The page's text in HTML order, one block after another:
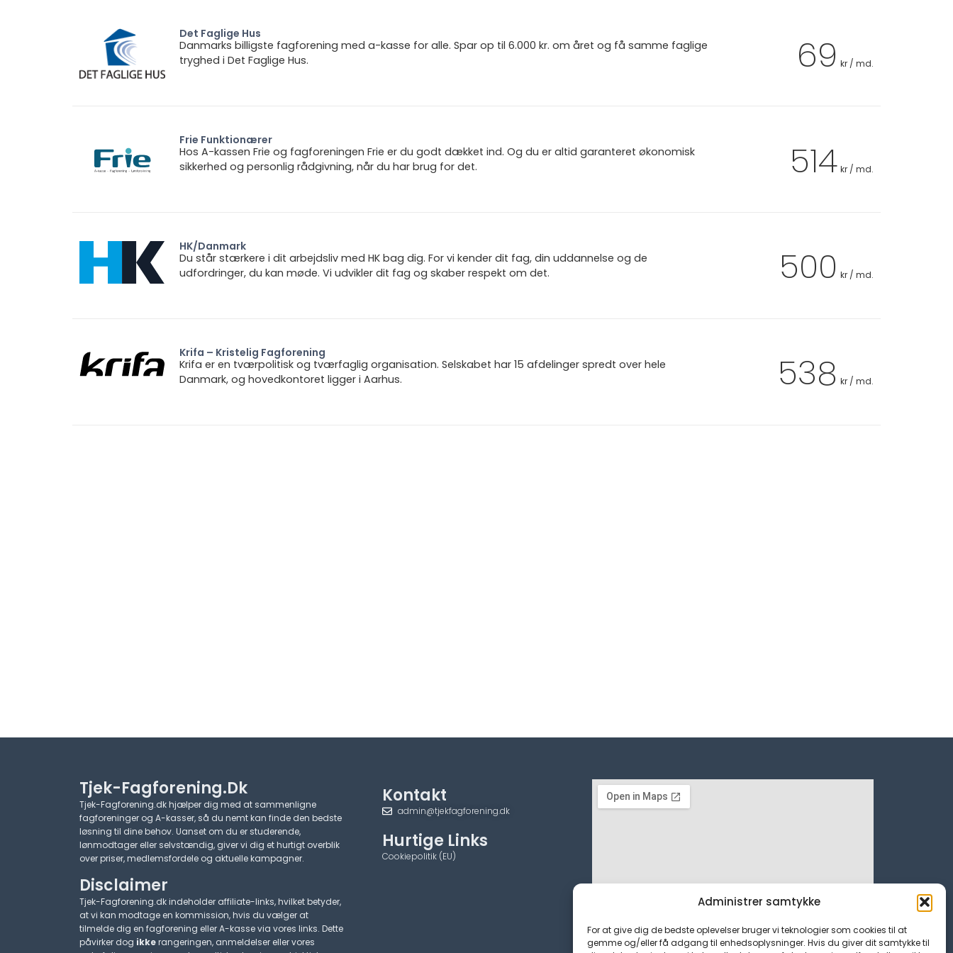
Administrer samtykke
For at give dig de bedste oplevelser bruger vi teknologier som cookies til at
gemme og/eller få adgang til enhedsoplysninger. Hvis du giver dit samtykke til
Det Faglige Hus
Danmarks billigste fagforening med a-kasse for alle. Spar op til 6.000 kr. om året og få samme faglige
tryghed i Det Faglige Hus.
69 kr / md.
Frie Funktionærer
Hos A-kassen Frie og fagforeningen Frie er du godt dækket ind. Og du er altid garanteret økonomisk
sikkerhed og personlig rådgivning, når du har brug for det.
514 kr / md.
HK/Danmark
Du står stærkere i dit arbejdsliv med HK bag dig. For vi kender dit fag, din uddannelse og de
udfordringer, du kan møde. Vi udvikler dit fag og skaber respekt om det.
500 kr / md.
Krifa – Kristelig Fagforening
Krifa er en tværpolitisk og tværfaglig organisation. Selskabet har 15 afdelinger spredt over hele
Danmark, og hovedkontoret ligger i Aarhus.
538 kr / md.
Tjek-Fagforening.dk
Tjek-Fagforening.dk hjælper dig med at sammenligne
fagforeninger og A-kasser, så du nemt kan finde den bedste
løsning til dine behov. Uanset om du er studerende,
lønmodtager eller selvstændig, giver vi dig et hurtigt overblik
over priser, medlemsfordele og aktuelle kampagner.​
Disclaimer
Tjek-Fagforening.dk indeholder affiliate-links, hvilket betyder,
at vi kan modtage en kommission, hvis du vælger at
tilmelde dig en fagforening eller A-kasse via vores links. Dette
påvirker dog ikkerangeringen, anmeldelser eller vores
Kontakt
admin@tjekfagforening.dk
Hurtige Links
Cookiepolitik (EU)